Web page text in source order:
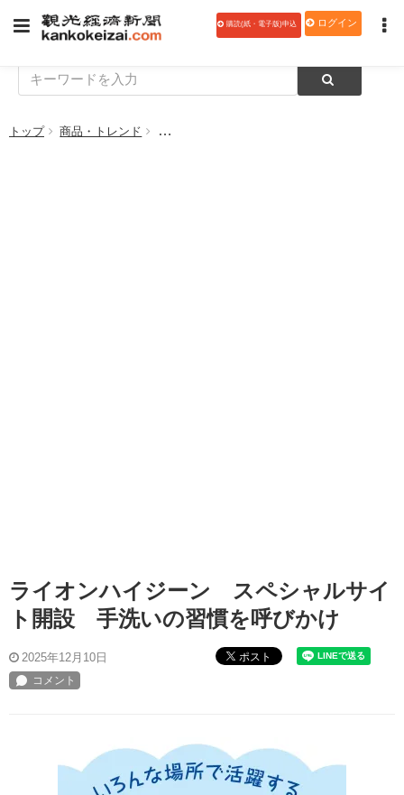
購読(紙・電子版)申込 ログイン
トップ 商品・トレンド ライオンハイジーン スペシャルサイト開設
ライオンハイジーン スペシャルサイ
ト開設 手洗いの習慣を呼びかけ
2025年12月10日 ポスト